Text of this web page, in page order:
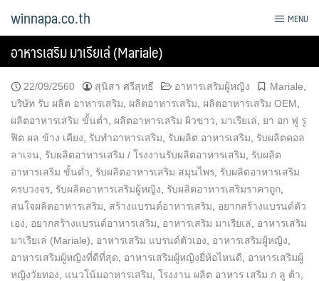
winnapa.co.th MENU
อาหารเสริม มาเรียเล่ (Mariale)
22/09/2560 สุนิสา ศรีสุทธี อาหารเสริมผู้หญิง Mariale
บริษัท รับ ผลิต อาหารเสริม
ผลิตอาหารเสริม ผลิตอาหารเสริม OEM
ผลิตอาหารเสริม ขั้นต่ำ
ผลิตอาหารเสริม ผิวขาว มาเรียเล่
ยา อก ฟู รู
ฟิต ผล ข้าง เคียง
รับทำอาหารเสริม รับผลิต อาหารเสริม
รับผลิตคอล
ลาเจน
รับผลิตอาหารเสริม / โรงงานรับผลิตอาหารเสริม
รับผลิต
อาหารเสริม ขั้นต่ำ
รับผลิตอาหารเสริม สมุนไพร รับผลิตอาหารเสริม
ครบวงจร รับผลิตอาหารเสริมผู้หญิง รับผลิตอาหารเสริมราคาถูก
สนใจผลิตอาหารเสริม
สร้างแบรนด์อาหารเสริม
อยากสร้างแบรนด์ตัว
เอง
อยากสร้างแบรนด์อาหารเสริม อาหารเสริม มาเรียเล่
อาหารเสริม
มาเรียเล่ (Mariale)
อาหารเสริม แบรนด์ตัวเอง อาหารเสริมผู้หญิง
อาหารเสริมผู้หญิงที่ดีที่สุด
อาหารเสริมผู้หญิงยี่ห้อไหนดี
อาหารเสริมผู้
หญิงวัยทอง
แนวโน้มอาหารเสริม โรงงาน ผลิต อาหาร เสริม ก ลู ต้า